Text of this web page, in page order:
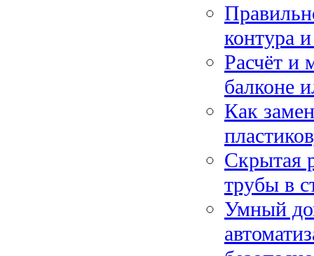
контура
Расчёт и
балконе
Как
Скрытая
трубы в
Умный